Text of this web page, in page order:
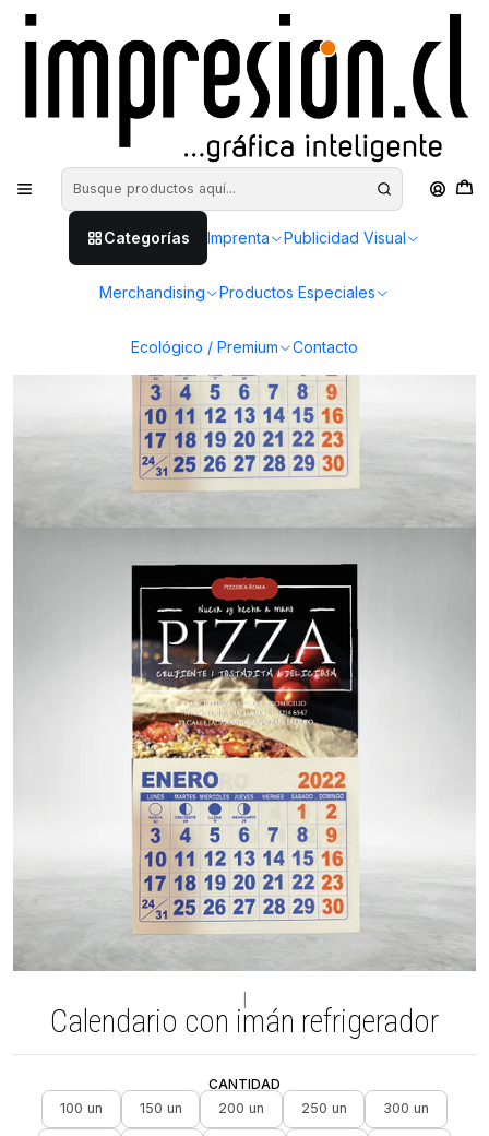
Categorías Imprenta Publicidad Visual
Merchandising Productos Especiales
Ecológico / Premium Contacto
Calendario con imán refrigerador
CANTIDAD
100 un
150 un 200 un 250 un 300 un